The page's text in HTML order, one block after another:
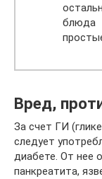
блюда
Вред,
За счет ГИ
следует
диабете. От нее
панкреатита,